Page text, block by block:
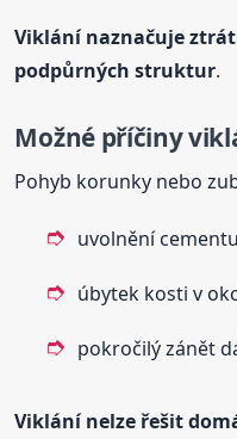
Viklání naznačuje
podpůrných struktur.
Možné příčiny
Pohyb korunky nebo
uvolnění
úbytek kosti v
pokročilý zánět
Viklání nelze řešit